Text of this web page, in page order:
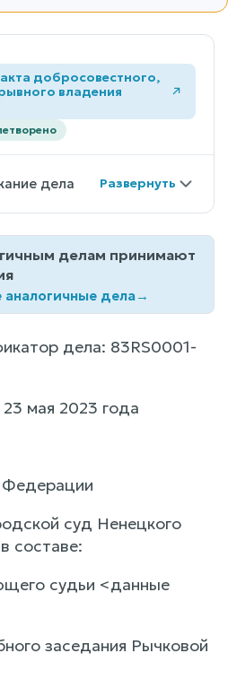
добросовестного,
владения
дела
делам принимают
аналогичные дела→
дела: 83RS0001-
мая 2023 года
Федерации
суд Ненецкого
составе:
судьи <данные
заседания Рычковой